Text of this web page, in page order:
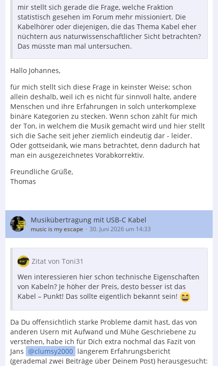
mir stellt sich gerade die Frage, welche Fraktion
statistisch gesehen im Forum mehr missioniert. Die
Kabelhörer oder diejenigen, die das Thema Kabel eher
nüchtern aus naturwissenschaftlicher Sicht betrachten?
Das müsste man mal untersuchen.
Hallo Johannes,
für mich stellt sich diese Frage in keinster Weise; schon
allein deshalb, weil ich es nicht für sinnvoll halte, andere
Menschen und ihre Erfahrungen in solch unterkomplexe
binäre Kategorien zu stecken. Wenn schon zählt für mich
der Ton, in welchem die Musik gemacht wird und hier stellt
sich die Sache seit jeher ziemlich eindeutig dar - leider.
Oder gottseidank, wie mans betrachtet, denn dadurch hat
man ein ausgezeichnetes Vorabkorrektiv.
Freundliche Grüße,
Thomas
Musikübertragung mit USB-C Kabel
music is my escape 30. Juni 2026 um 14:33
Zitat von Toni31
Wen interessieren hier schon technische Eigenschaften
von Kabeln? Je höher der Preis, desto besser ist das
Kabel – Punkt! Das sollte eigentlich bekannt sein!
Da Du offensichtlich starke Probleme damit hast, das von
anderen Usern mit Aufwand und Mühe Geschriebene zu
verstehen, habe ich für Dich extra nochmal das Fazit von
Jans
clumsy2000 längerem Erfahrungsbericht
(gerademal zwei Beiträge über Deinem Post) herausgesucht: